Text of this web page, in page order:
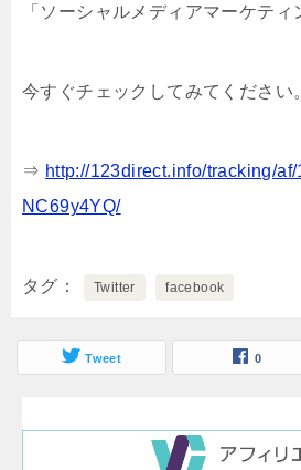
「ソーシャルメディアマーケティ
今すぐチェックしてみてください。
⇒ http://123direct.info/tracking/
NC69y4YQ/
タグ Twitter facebook
Tweet 0